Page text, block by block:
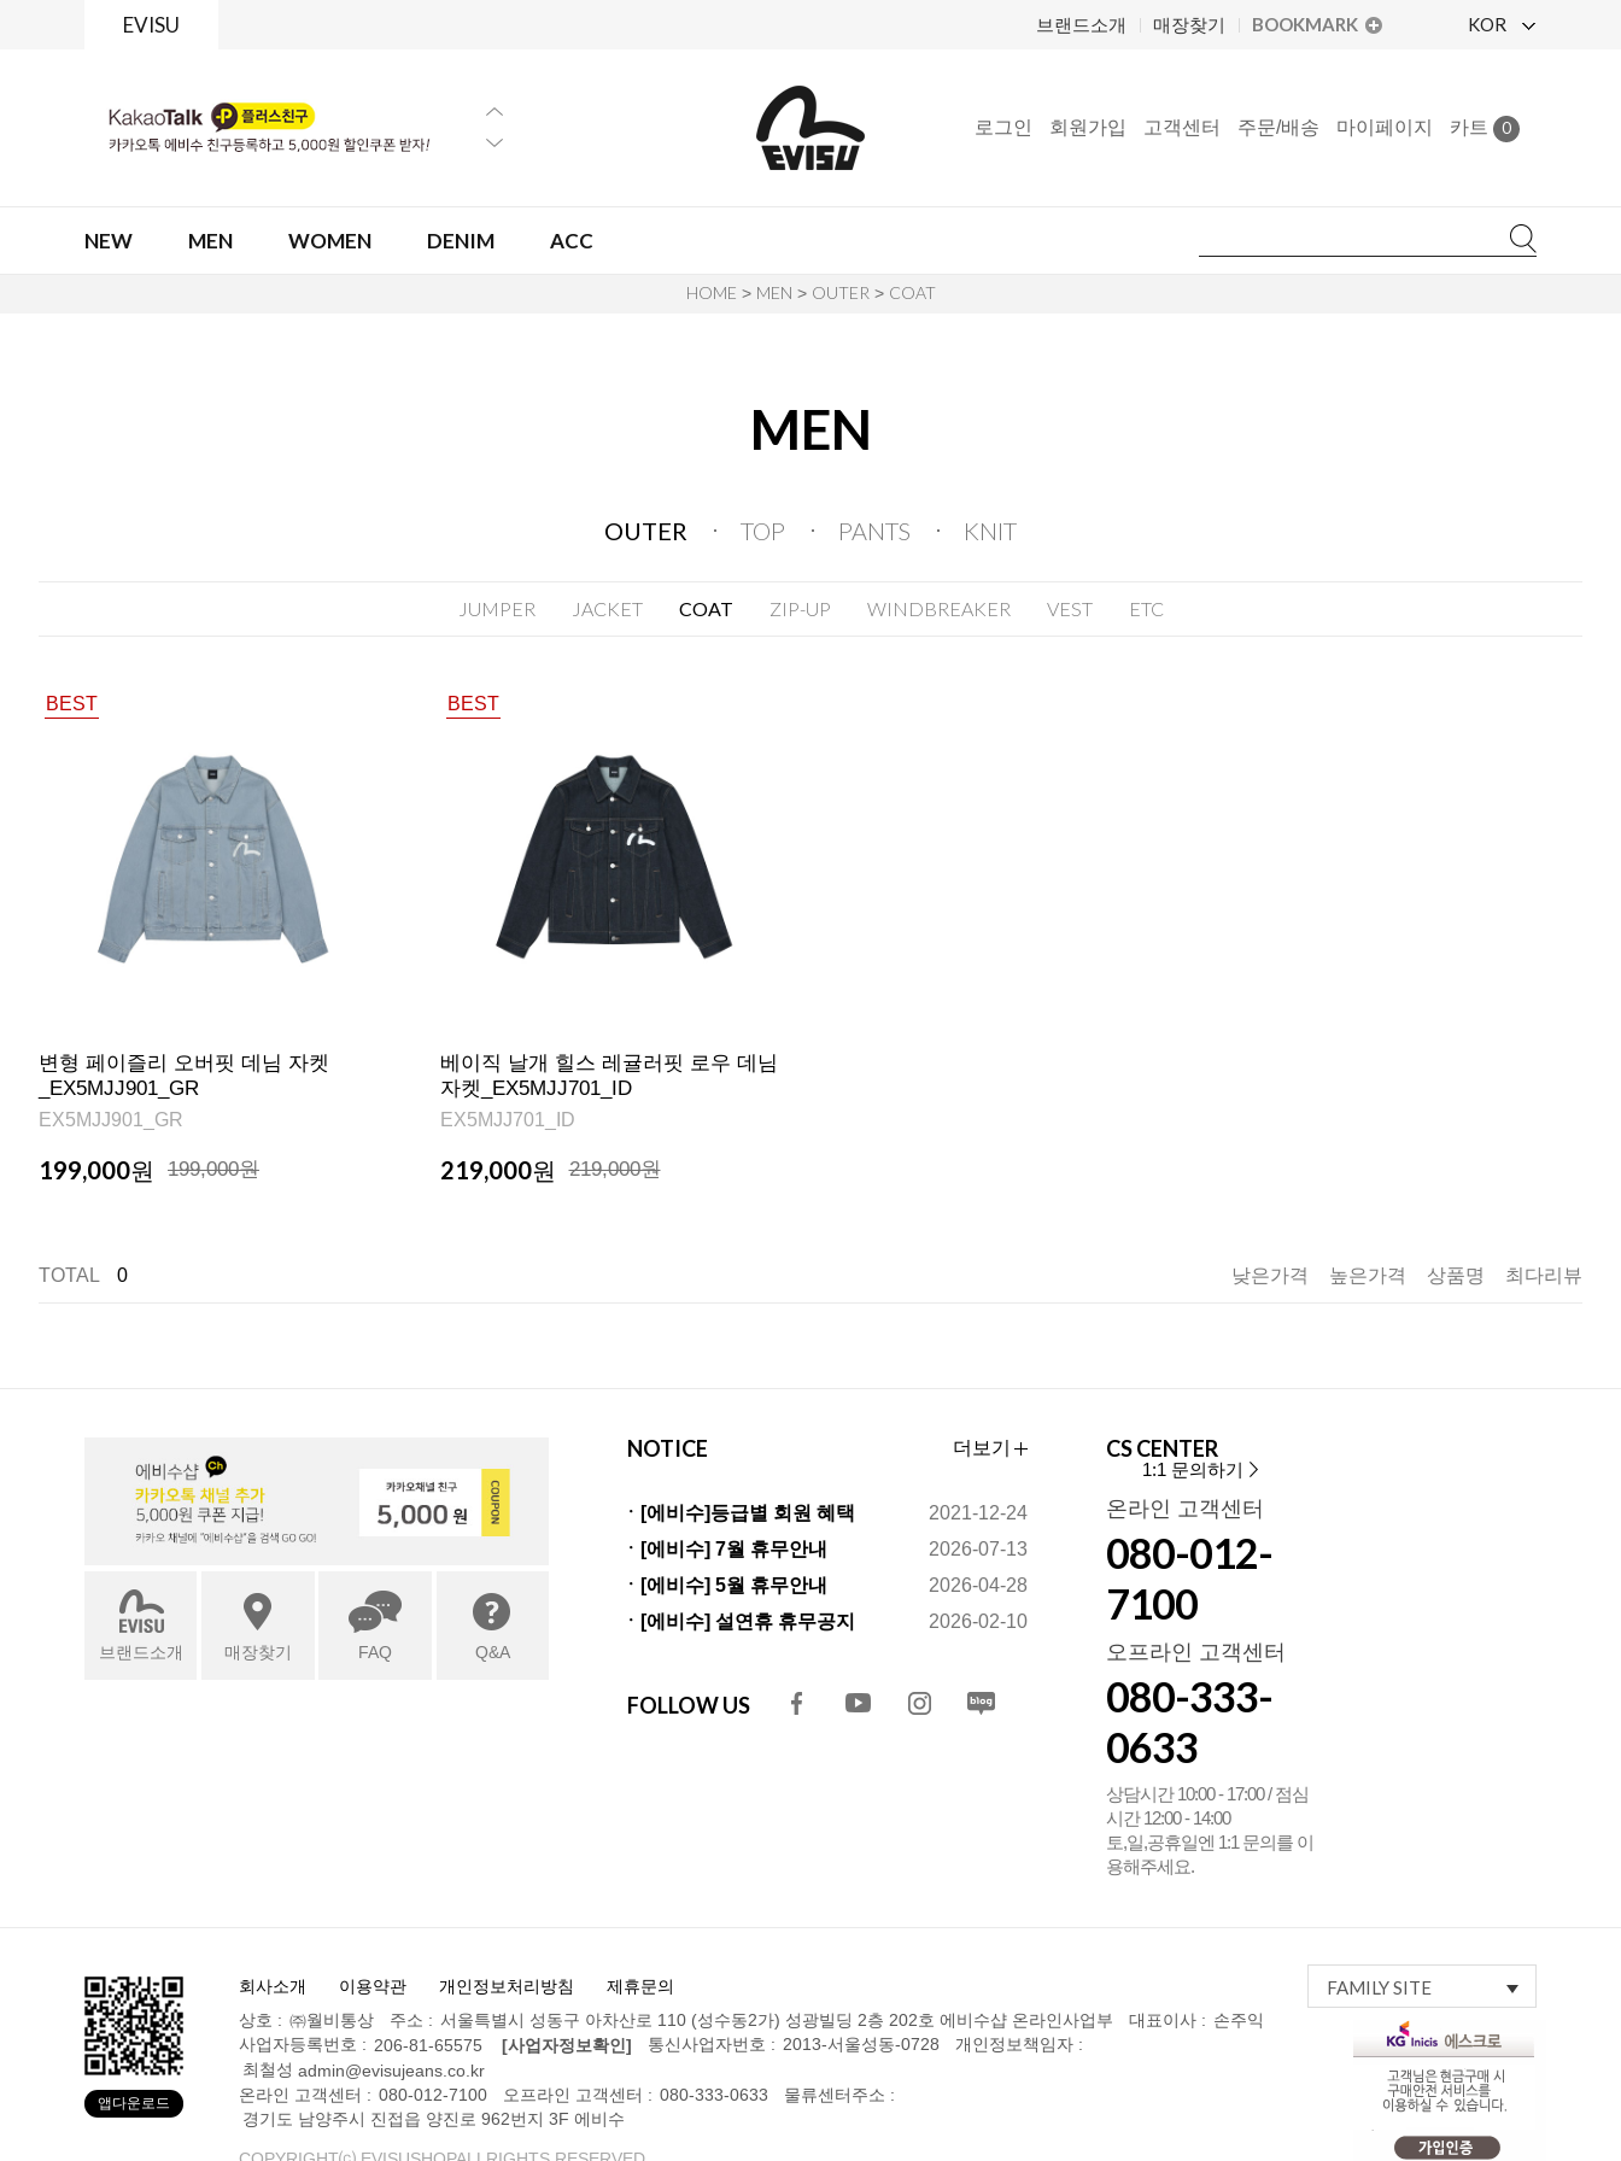
EVISU 브랜드소개 매장찾기 BOOKMARK KOR
로그인 회원가입 고객센터 주문/배송 마이페이지 카트 0
NEW MEN WOMEN DENIM ACC
HOME > MEN > OUTER > COAT
MEN
OUTER TOP PANTS KNIT
JUMPER JACKET COAT ZIP-UP WINDBREAKER VEST ETC
BEST
변형 페이즐리 오버핏 데님 자켓
_EX5MJJ901_GR
EX5MJJ901_GR
199,000원 199,000원
BEST
베이직 날개 힐스 레귤러핏 로우 데님
자켓_EX5MJJ701_ID
EX5MJJ701_ID
219,000원 219,000원
TOTAL 0 낮은가격 높은가격 상품명 최다리뷰
브랜드소개 매장찾기 FAQ Q&A
NOTICE 더보기
ㆍ[에비수]등급별 회원 혜택
변경안내
2021-12-24
ㆍ[에비수] 7월 휴무안내
2026-07-13
ㆍ[에비수] 5월 휴무안내
2026-04-28
ㆍ[에비수] 설연휴 휴무공지
2026-02-10
FOLLOW US
CS CENTER
1:1 문의하기
온라인 고객센터
080-012-
7100
오프라인 고객센터
080-333-
0633
상담시간 10:00 - 17:00 / 점심
시간 12:00 - 14:00
토,일,공휴일엔 1:1 문의를 이
용해주세요.
앱다운로드
회사소개 이용약관 개인정보처리방침 제휴문의 FAMILY SITE
상호 : ㈜월비통상 주소 : 서울특별시 성동구 아차산로 110 (성수동2가) 성광빌딩 2층 202호 에비수샵 온라인사업부 대표이사 : 손주익
사업자등록번호 : 206-81-65575 [사업자정보확인] 통신사업자번호 : 2013-서울성동-0728
개인정보책임자 :
최철성 admin@evisujeans.co.kr
온라인 고객센터 : 080-012-7100 오프라인 고객센터 : 080-333-0633
물류센터주소 :
경기도 남양주시 진접읍 양진로 962번지 3F 에비수